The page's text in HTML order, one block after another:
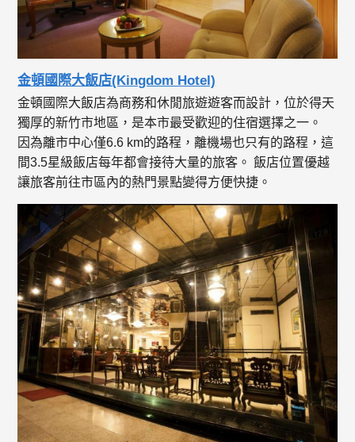
金頓國際大飯店(Kingdom Hotel)
金頓國際大飯店為商務和休閒旅遊遊客而設計，位於得天
獨厚的新竹市地區，是本市最受歡迎的住宿選擇之一。
因為離市中心僅6.6 km的路程，離機場也只有的路程，這
間3.5星級飯店每年都會接待大量的旅客。 飯店位置優越
讓旅客前往市區內的熱門景點變得方便快捷。